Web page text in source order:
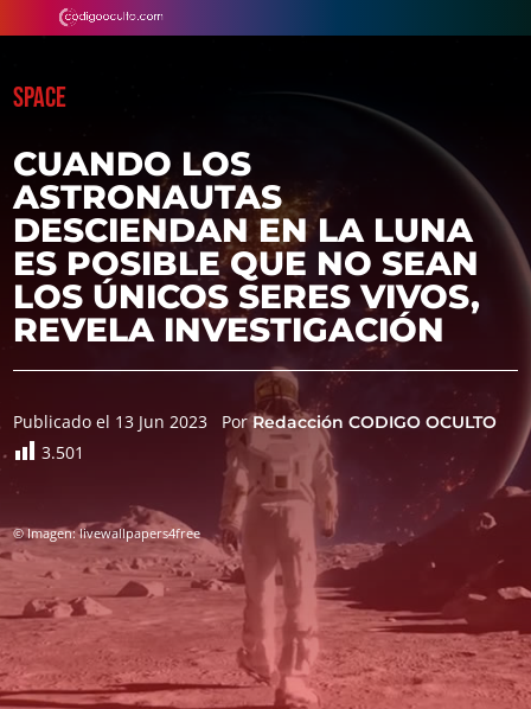
SPACE
CUANDO LOS
ASTRONAUTAS
DESCIENDAN EN LA LUNA
ES POSIBLE QUE NO SEAN
LOS ÚNICOS SERES VIVOS,
REVELA INVESTIGACIÓN
Publicado el 13 Jun 2023 PorRedacción CODIGO OCULTO
3.501
© Imagen: livewallpapers4free